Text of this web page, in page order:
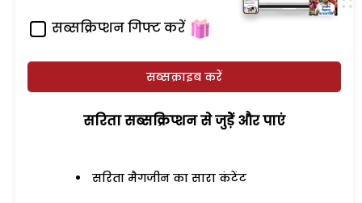
सब्सक्रिप्शन गिफ्ट करें
सब्सक्राइब करें
सरिता सब्सक्रिप्शन से जुड़ेें और पाएं
सरिता मैगजीन का सारा कंटेंट